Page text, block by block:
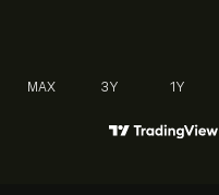
1Y
3Y
MAX